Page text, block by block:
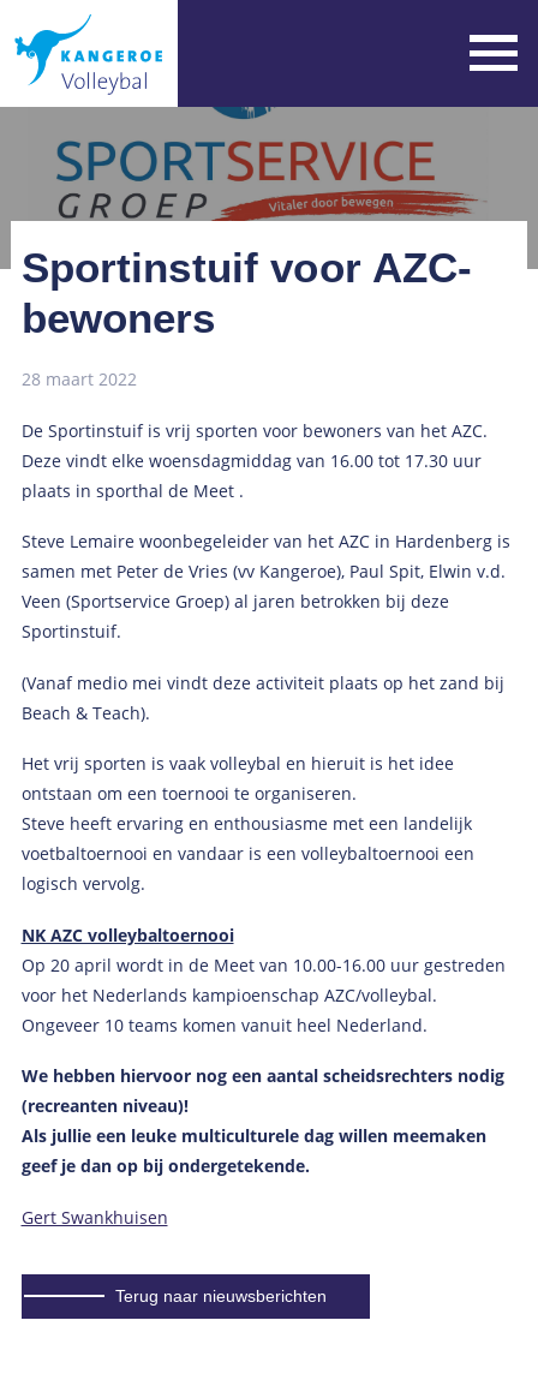
Sportinstuif voor AZC-
bewoners
28 maart 2022
De Sportinstuif is vrij sporten voor bewoners van het AZC.
Deze vindt elke woensdagmiddag van 16.00 tot 17.30 uur
plaats in sporthal de Meet .
Steve Lemaire woonbegeleider van het AZC in Hardenberg is
samen met Peter de Vries (vv Kangeroe), Paul Spit, Elwin v.d.
Veen (Sportservice Groep) al jaren betrokken bij deze
Sportinstuif.
(Vanaf medio mei vindt deze activiteit plaats op het zand bij
Beach & Teach).
Het vrij sporten is vaak volleybal en hieruit is het idee
ontstaan om een toernooi te organiseren.
Steve heeft ervaring en enthousiasme met een landelijk
voetbaltoernooi en vandaar is een volleybaltoernooi een
logisch vervolg.
NK AZC volleybaltoernooi
Op 20 april wordt in de Meet van 10.00-16.00 uur gestreden
voor het Nederlands kampioenschap AZC/volleybal.
Ongeveer 10 teams komen vanuit heel Nederland.
We hebben hiervoor nog een aantal scheidsrechters nodig
(recreanten niveau)!
Als jullie een leuke multiculturele dag willen meemaken
geef je dan op bij ondergetekende.
Gert Swankhuisen
Terug naar nieuwsberichten